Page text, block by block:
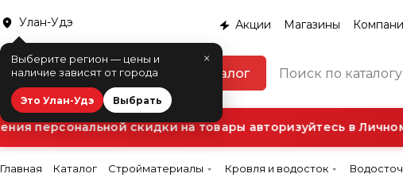
Улан-Удэ
×
Выберите регион — цены и
наличие зависят от города
Это Улан-Удэ Выбрать
Акции Магазины
Каталог
персональной скидки на товары авторизуйтесь в Личном
Главная Каталог Стройматериалы Кровля и водосток